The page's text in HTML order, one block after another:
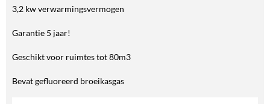
3,2 kw verwarmingsvermogen
Garantie 5 jaar!
Geschikt voor ruimtes tot 80m3
Bevat gefluoreerd broeikasgas